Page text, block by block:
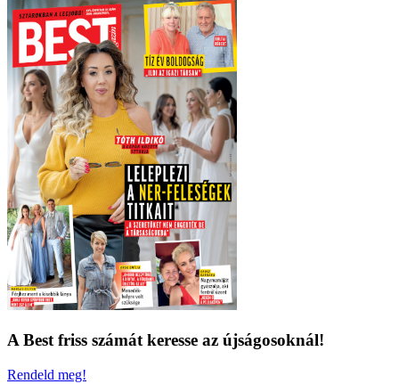
A Best friss számát keresse az újságosoknál!
Rendeld meg!